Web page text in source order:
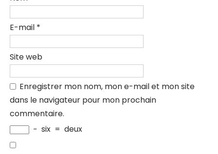
E-mail *
Site web
Enregistrer mon nom, mon e-mail et mon site
dans le navigateur pour mon prochain
commentaire.
− six = deux